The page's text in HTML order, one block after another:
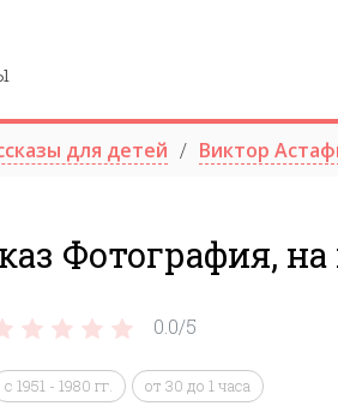
для детей Виктор
Фотография,
0.0/5
с 1951 - 1980 гг.
от 30 до 1 часа